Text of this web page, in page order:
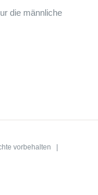
die männliche
vorbehalten |